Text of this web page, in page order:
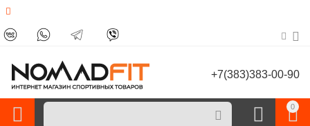
+7(383)383-00-90
0